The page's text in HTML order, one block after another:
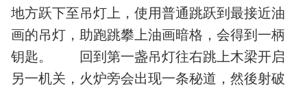
地方跃下至吊灯上，使用普通跳跃到最接近油
画的吊灯，助跑跳攀上油画暗格，会得到一柄
钥匙。 回到第一盏吊灯往右跳上木梁开启
另一机关，火炉旁会出现一条秘道，然後射破